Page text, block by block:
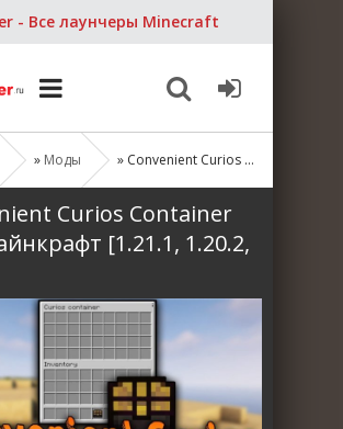
- Все лаунчеры Minecraft
» Моды » Convenient Curios Container для Майнкрафт [1.21.1, 1.20.2, 1.20.1]
Curios Container
[1.21.1, 1.20.2,